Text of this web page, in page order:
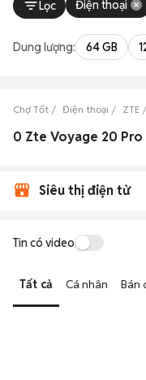
Lọc Điện thoại
Dung lượng: 64 GB
Chợ Tốt Điện thoại ZTE
0 Zte Voyage 20 Pro
Siêu thị điện tử
Tin có video
Tất cả Cá nhân Bán